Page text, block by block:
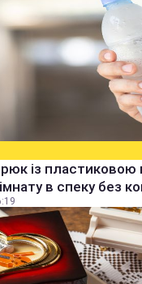
із
в спеку без